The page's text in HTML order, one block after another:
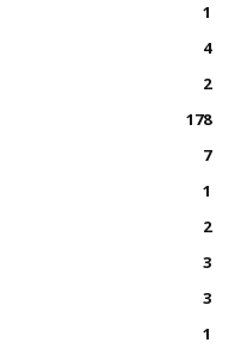
1
4
2
178
7
1
2
3
3
1